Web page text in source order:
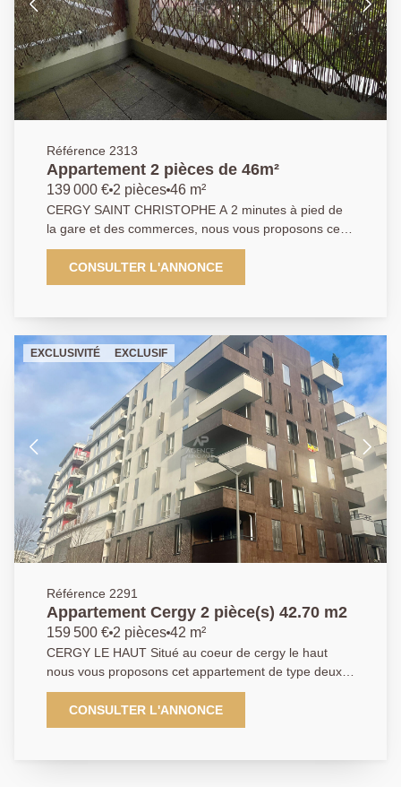
Référence 2313
Appartement 2 pièces de 46m²
139 000 € 2 pièces 46 m²
CERGY SAINT CHRISTOPHE A 2 minutes à pied de
la gare et des commerces, nous vous proposons ce
grand 2 pièces de plus de 46m² offrant : entrée avec
placard, séjour ouvrant sur terrasse, cuisine
indépendante, chambre avec placard, salle d'eau et
investissement. Rafraichissement à prévoir, contactez
nous! Classe énergétique : C. EXCLUSIVITE. 01 84
CONSULTER L'ANNONCE
EXCLUSIVITÉ EXCLUSIF
Référence 2291
Appartement Cergy 2 pièce(s) 42.70 m2
159 500 € 2 pièces 42 m²
CERGY LE HAUT Situé au coeur de cergy le haut
nous vous proposons cet appartement de type deux
pièces offrant : une entrée donnant sur un séjour
spacieux, une cuisine ouverte équipée parfaite pour
les amateurs de cuisine. Vous découvrirez également
CONSULTER L'ANNONCE